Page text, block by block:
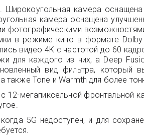
камера
камера оснащена
фотографическими
в режиме кино в формате Dolby
видео 4K с частотой до 60
для каждого из них, а Deep
вид фильтра, который
Tone и Warmth для более
12-мегапиксельной фронтальной
5G недоступен, и для